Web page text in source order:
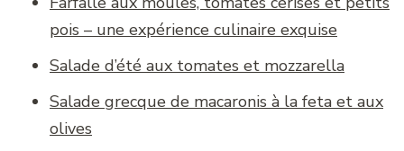
pois – une expérience culinaire exquise
Salade d’été aux tomates et mozzarella
Salade grecque de macaronis à la feta et aux
olives